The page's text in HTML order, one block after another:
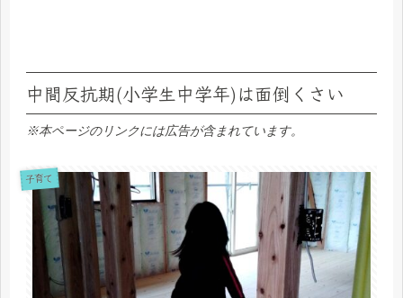
中間反抗期(小学生中学年)は面倒くさい
※本ページのリンクには広告が含まれています。
子育て